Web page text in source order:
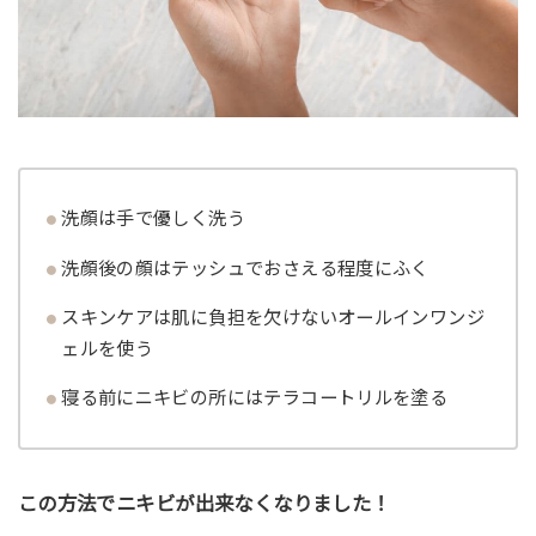
洗顔は手で優しく洗う
洗顔後の顔はテッシュでおさえる程度にふく
スキンケアは肌に負担を欠けないオールインワンジ
ェルを使う
寝る前にニキビの所にはテラコートリルを塗る
この方法でニキビが出来なくなりました！